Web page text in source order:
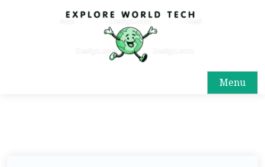
Menu